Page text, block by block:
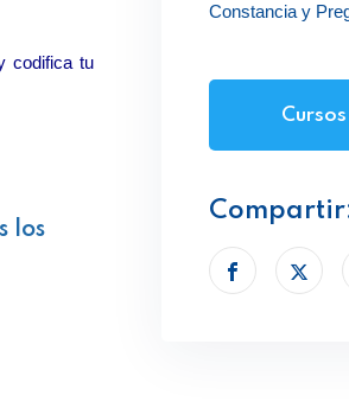
codifica tu
los
Constancia y